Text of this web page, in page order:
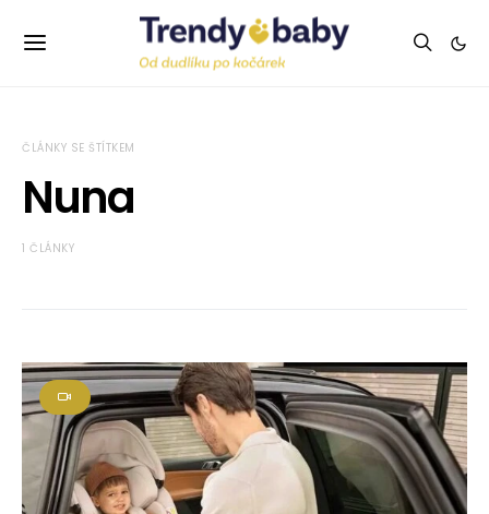
ČLÁNKY SE ŠTÍTKEM
Nuna
1 ČLÁNKY